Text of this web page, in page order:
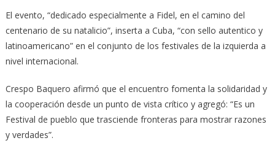
El evento, “dedicado especialmente a Fidel, en el camino del
centenario de su natalicio”, inserta a Cuba, “con sello autentico y
latinoamericano” en el conjunto de los festivales de la izquierda a
nivel internacional.
Crespo Baquero afirmó que el encuentro fomenta la solidaridad y
la cooperación desde un punto de vista crítico y agregó: “Es un
Festival de pueblo que trasciende fronteras para mostrar razones
y verdades”.